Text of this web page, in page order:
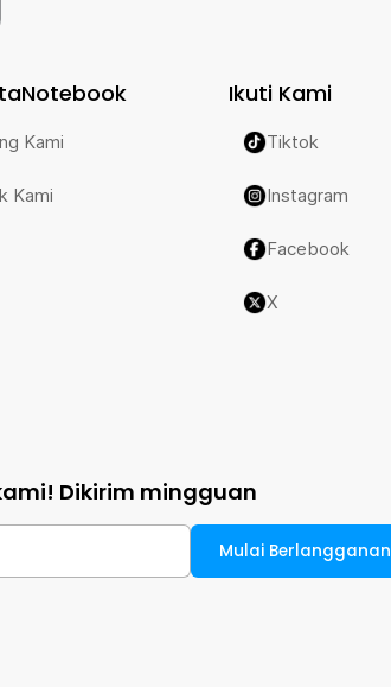
Kami
Kami
Ikuti Kami
Tiktok
Instagram
Facebook
X
Dikirim mingguan
Mulai Berlangganan